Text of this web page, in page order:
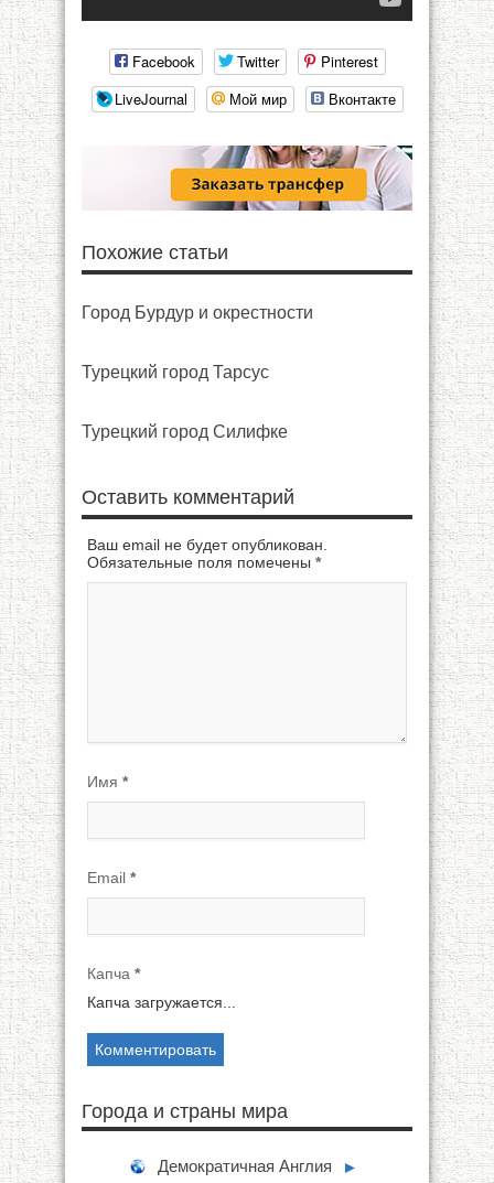
Facebook Twitter
Pinterest
LiveJournal
Мой мир Вконтакте
Похожие статьи
Город Бурдур и окрестности
Турецкий город Тарсус
Турецкий город Силифке
Оставить комментарий
Ваш email не будет опубликован.
Обязательные поля помечены *
Имя *
Email *
Капча *
Капча загружается...
Города и страны мира
Демократичная Англия ►